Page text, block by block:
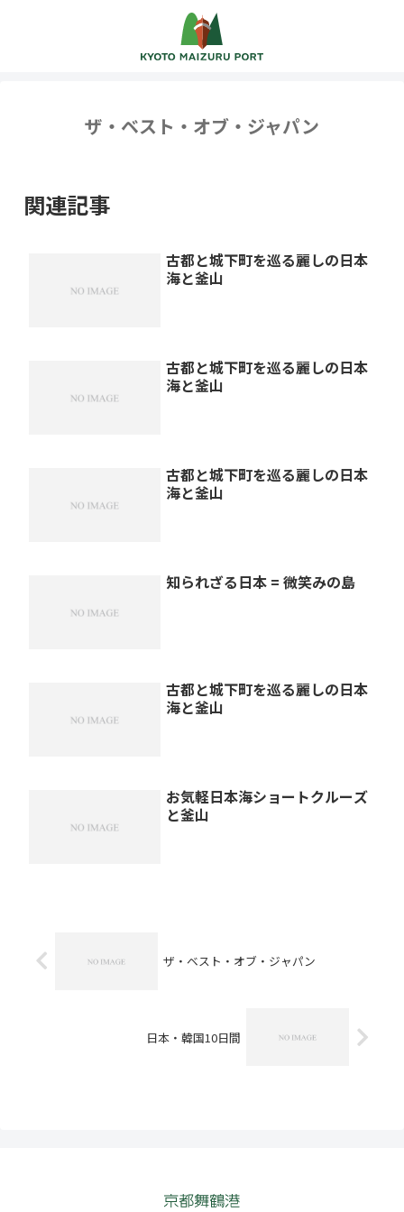
ザ・ベスト・オブ・ジャパン
関連記事
古都と城下町を巡る麗しの日本
海と釜山
古都と城下町を巡る麗しの日本
海と釜山
古都と城下町を巡る麗しの日本
海と釜山
知られざる日本 = 微笑みの島
古都と城下町を巡る麗しの日本
海と釜山
お気軽日本海ショートクルーズ
と釜山
ザ・ベスト・オブ・ジャパン
日本・韓国10日間